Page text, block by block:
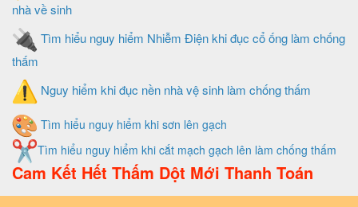
nhà về sinh
Tìm hiểu nguy hiểm Nhiễm Điện khi đục cổ ống làm chống
thấm
Nguy hiểm khi đục nền nhà vệ sinh làm chống thấm
Tìm hiểu nguy hiểm khi sơn lên gạch
Tìm hiểu nguy hiểm khi cắt mạch gạch lên làm chống thấm
Cam Kết Hết Thấm Dột Mới Thanh Toán